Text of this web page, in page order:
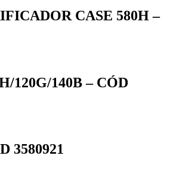
CASE 580H –
120G/140B – CÓD
3580921